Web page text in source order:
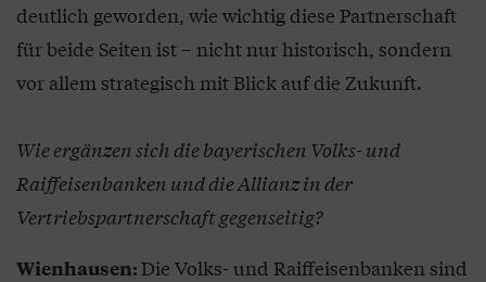
deutlich geworden, wie wichtig diese Partnerschaft
für beide Seiten ist – nicht nur historisch, sondern
vor allem strategisch mit Blick auf die Zukunft.
Wie ergänzen sich die bayerischen Volks- und
Raiffeisenbanken und die Allianz in der
Vertriebspartnerschaft gegenseitig?
Wienhausen:Die Volks- und Raiffeisenbanken sind